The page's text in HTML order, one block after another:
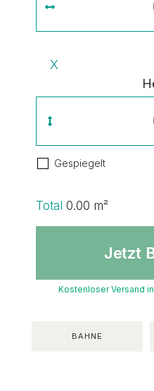
X
Gespiegelt
Total 0.00 m²
Jetzt
Kostenloser Versand
BAHNE